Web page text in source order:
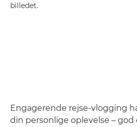
billedet.
Engagerende rejse-vlogging
din personlige oplevelse – god